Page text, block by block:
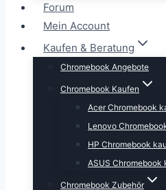
Forum
Mein Account
Kaufen & Beratung
Chromebook Angebote
Chromebook Kaufen
Acer Chromebook
Lenovo
HP Chromebook
ASUS Chromebook
Chromebook Zubehör